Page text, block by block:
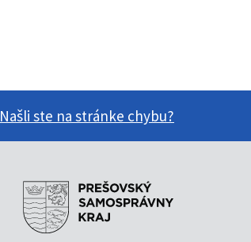
Našli ste na stránke chybu?